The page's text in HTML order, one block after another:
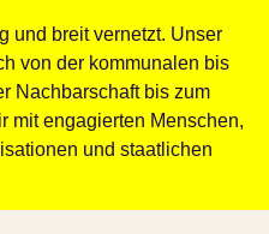
und breit vernetzt. Unser
von der kommunalen bis
Nachbarschaft bis zum
mit engagierten Menschen,
und staatlichen